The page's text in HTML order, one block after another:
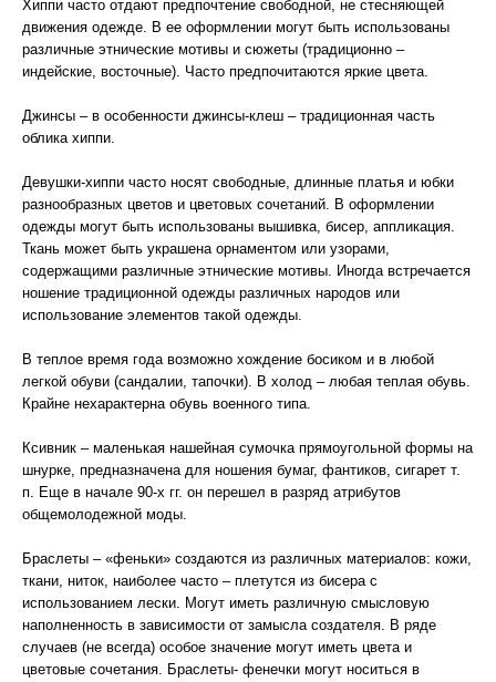
Хиппи часто отдают предпочтение свободной, не стесняющей
движения одежде. В ее оформлении могут быть использованы
различные этнические мотивы и сюжеты (традиционно –
индейские, восточные). Часто предпочитаются яркие цвета.
Джинсы – в особенности джинсы-клеш – традиционная часть
облика хиппи.
Девушки-хиппи часто носят свободные, длинные платья и юбки
разнообразных цветов и цветовых сочетаний. В оформлении
одежды могут быть использованы вышивка, бисер, аппликация.
Ткань может быть украшена орнаментом или узорами,
содержащими различные этнические мотивы. Иногда встречается
ношение традиционной одежды различных народов или
использование элементов такой одежды.
В теплое время года возможно хождение босиком и в любой
легкой обуви (сандалии, тапочки). В холод – любая теплая обувь.
Крайне нехарактерна обувь военного типа.
Ксивник – маленькая нашейная сумочка прямоугольной формы на
шнурке, предназначена для ношения бумаг, фантиков, сигарет т.
п. Еще в начале 90-х гг. он перешел в разряд атрибутов
общемолодежной моды.
Браслеты – «феньки» создаются из различных материалов: кожи,
ткани, ниток, наиболее часто – плетутся из бисера с
использованием лески. Могут иметь различную смысловую
наполненность в зависимости от замысла создателя. В ряде
случаев (не всегда) особое значение могут иметь цвета и
цветовые сочетания. Браслеты- фенечки могут носиться в